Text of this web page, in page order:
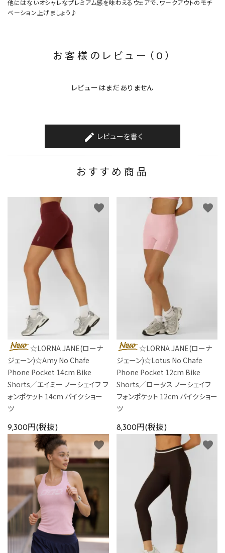
他にはないオシャレなプレミアム感を味わえるウェアで、ワークアウトのモチ
ベーション上げましょう♪
お客様のレビュー（0）
レビューはまだありません
create レビューを書く
おすすめ商品
☆LORNA JANE(ローナ
ジェーン)☆Amy No Chafe
Phone Pocket 14cm Bike
Shorts／エイミー ノーシェイフ フ
ォンポケット 14cm バイクショー
ツ
9,300円(税抜)
favorite
☆LORNA JANE(ローナ
ジェーン)☆Lotus No Chafe
Phone Pocket 12cm Bike
Shorts／ロータス ノーシェイフ
フォンポケット 12cm バイクショー
ツ
8,300円(税抜)
favorite
favorite favorite